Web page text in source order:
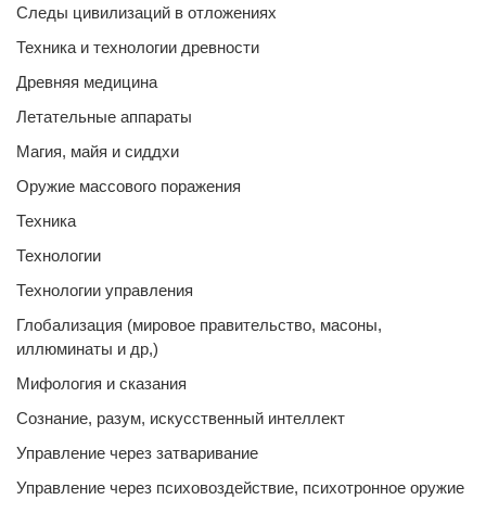
Следы цивилизаций в отложениях
Техника и технологии древности
Древняя медицина
Летательные аппараты
Магия, майя и сиддхи
Оружие массового поражения
Техника
Технологии
Технологии управления
Глобализация (мировое правительство, масоны,
иллюминаты и др,)
Мифология и сказания
Сознание, разум, искусственный интеллект
Управление через затваривание
Управление через психовоздействие, психотронное оружие